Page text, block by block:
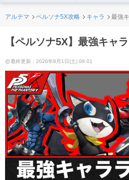
アルテマ ペルソナ5X攻略 キャラ 最強
【ペルソナ5X】最強キャ
最終更新：2026年8月1日(土) 08:01